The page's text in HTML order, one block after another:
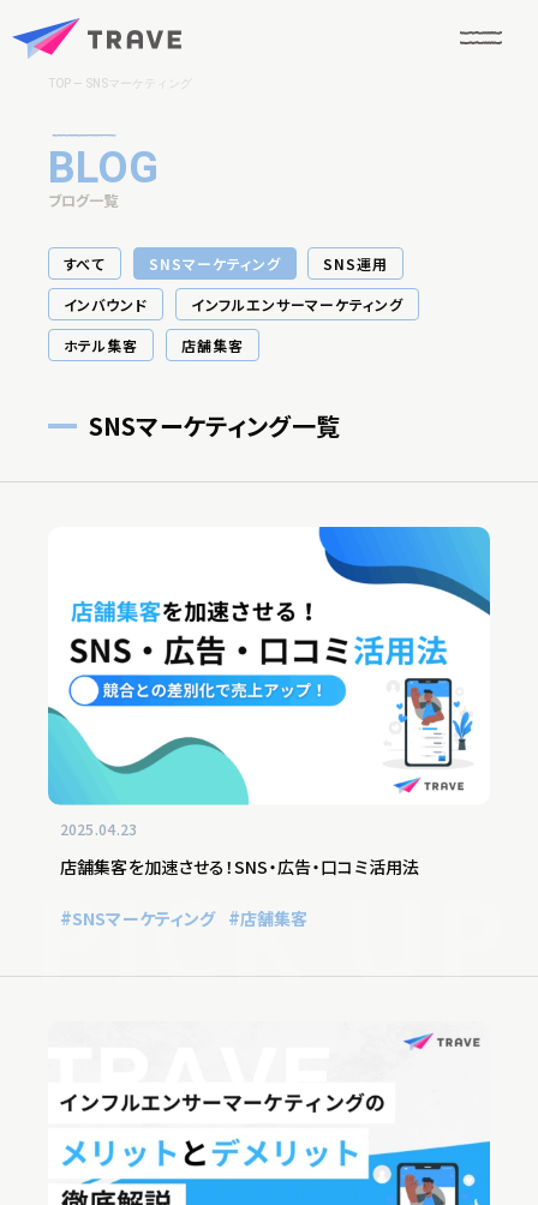
TOP SNSマーケティング
BLOG
ブログ一覧
すべて SNSマーケティング SNS運用
インバウンド インフルエンサーマーケティング
ホテル集客 店舗集客
SNSマーケティング一覧
2025.04.23
店舗集客を加速させる！SNS・広告・口コミ活用法
SNSマーケティング 店舗集客